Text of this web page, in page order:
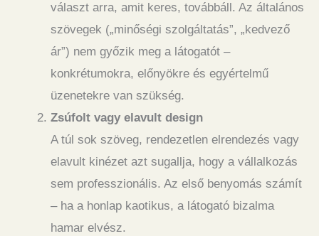
választ arra, amit keres, továbbáll. Az általános
szövegek („minőségi szolgáltatás”, „kedvező
ár”) nem győzik meg a látogatót –
konkrétumokra, előnyökre és egyértelmű
üzenetekre van szükség.
Zsúfolt vagy elavult design
A túl sok szöveg, rendezetlen elrendezés vagy
elavult kinézet azt sugallja, hogy a vállalkozás
sem professzionális. Az első benyomás számít
– ha a honlap kaotikus, a látogató bizalma
hamar elvész.